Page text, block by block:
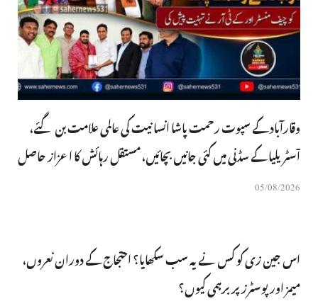
وقارآباد کے سپوت رحمت پاشا انسانیت کی عالمی علامت بن گئے،
آسٹریلیا کے سڈنی میں کئی جانیں بچائیں، مستقل رہائش کا اعزاز حاصل
05/08/2026
اس جین زی کو کس نے یہ سب سکھایا؟ احتجاج کے دوران نعروں،
میمز اور پوسٹرز پر برہمی کیوں؟